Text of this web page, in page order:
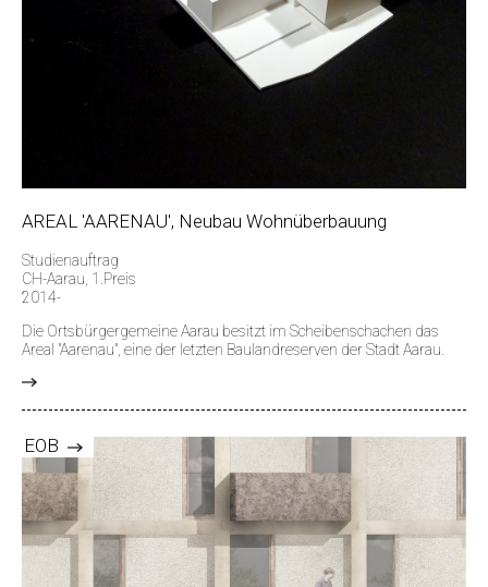
AREAL 'AARENAU', Neubau Wohnüberbauung
Studienauftrag
CH-Aarau, 1.Preis
2014-
Die Ortsbürgergemeine Aarau besitzt im Scheibenschachen das
Areal "Aarenau", eine der letzten Baulandreserven der Stadt Aarau.
EOB